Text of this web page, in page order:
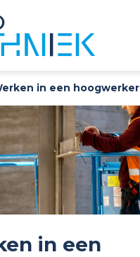
in een hoogwerker
in een